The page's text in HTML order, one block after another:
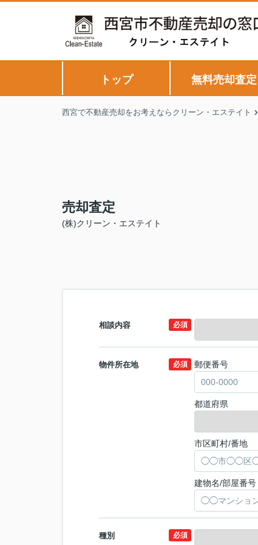
トップ 無料売却査定
西宮で不動産売却をお考えならクリーン・エステイト
売却査定
(株)クリーン・エステイト
相談内容 必須
物件所在地 必須 郵便番号
都道府県
市区町村/番地
建物名/部屋番号
種別 必須